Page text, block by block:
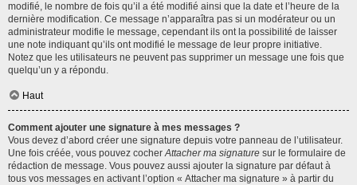
modifié, le nombre de fois qu’il a été modifié ainsi que la date et l’heure de la
dernière modification. Ce message n’apparaîtra pas si un modérateur ou un
administrateur modifie le message, cependant ils ont la possibilité de laisser
une note indiquant qu’ils ont modifié le message de leur propre initiative.
Notez que les utilisateurs ne peuvent pas supprimer un message une fois que
quelqu’un y a répondu.
Haut
Comment ajouter une signature à mes messages ?
Vous devez d’abord créer une signature depuis votre panneau de l’utilisateur.
Une fois créée, vous pouvez cocherAttacher ma signature sur le formulaire de
rédaction de message. Vous pouvez aussi ajouter la signature par défaut à
tous vos messages en activant l’option « Attacher ma signature » à partir du